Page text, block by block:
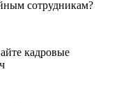
сотрудникам?
кадровые